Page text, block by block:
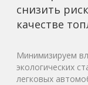
снизить
качестве
Минимизируем
экологических
легковых